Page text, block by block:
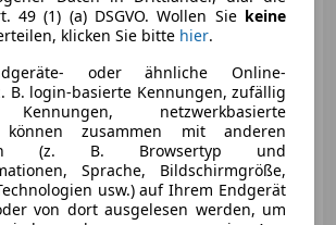
€ 16 950 1
656 km Diesel
110 kW (150 PS)
KOSTENLOS** Finanzierung möglich
49 (1) (a) DSGVO. Wollen Sie keine
klicken Sie bitte hier.
oder ähnliche Online-
B. login-basierte Kennungen, zufällig
netzwerkbasierte
können zusammen mit anderen
(z. B. Browsertyp und
Sprache, Bildschirmgröße,
usw.) auf Ihrem Endgerät
von dort ausgelesen werden, um